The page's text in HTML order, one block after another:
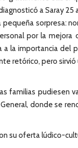
a Saray 25
sorpresa:
por la
la importancia del
retórico, pero sirvió
pudiesen
donde se
su oferta lúdico-